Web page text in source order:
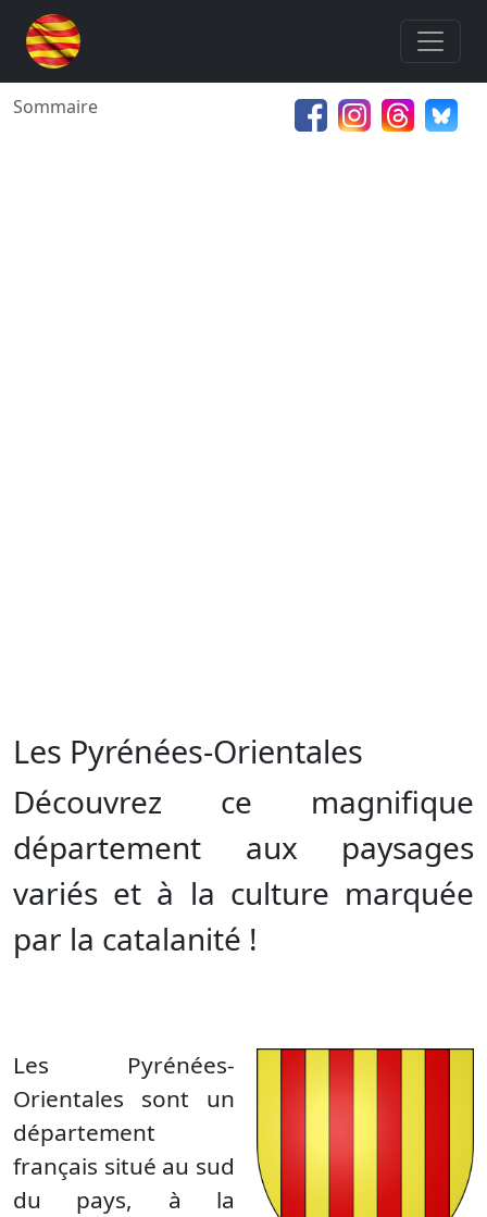
Sommaire
Les Pyrénées-Orientales
Découvrez ce magnifique
département aux paysages
variés et à la culture marquée
par la catalanité !
Les Pyrénées-
Orientales sont un
département
français situé au sud
du pays, à la